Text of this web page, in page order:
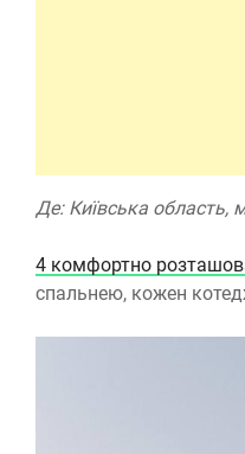
Де: Київська область,
4 комфортно
спальнею, кожен